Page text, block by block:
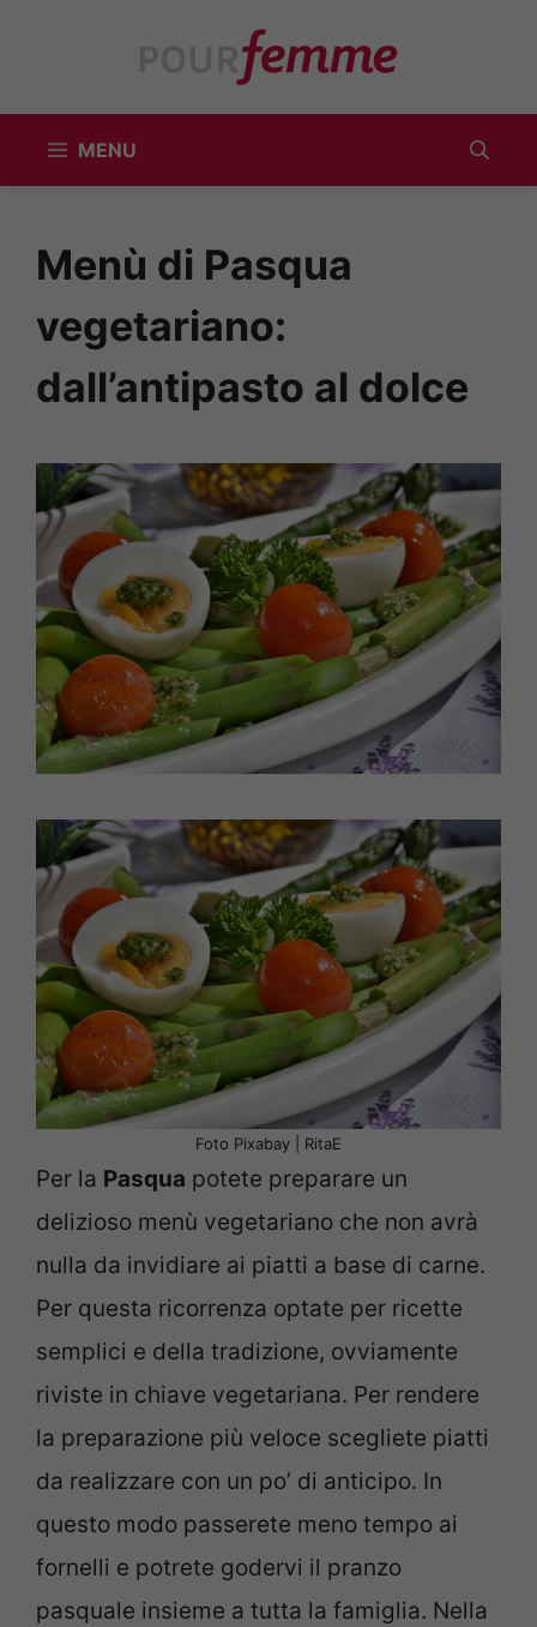
MENU
Menù di Pasqua
vegetariano:
dall’antipasto al dolce
Foto Pixabay | RitaE
Per la Pasqua potete preparare un
delizioso menù vegetariano che non avrà
nulla da invidiare ai piatti a base di carne.
Per questa ricorrenza optate per ricette
semplici e della tradizione, ovviamente
riviste in chiave vegetariana. Per rendere
la preparazione più veloce scegliete piatti
da realizzare con un po’ di anticipo. In
questo modo passerete meno tempo ai
fornelli e potrete godervi il pranzo
pasquale insieme a tutta la famiglia. Nella